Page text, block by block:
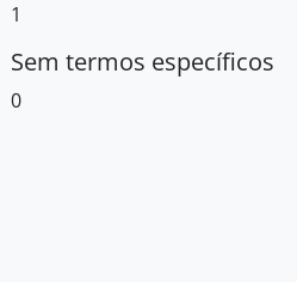
1
Sem termos específicos
0